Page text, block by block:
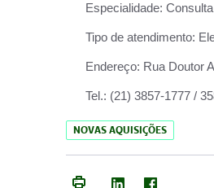
Especialidade:
Tipo de atendimento:
Endereço: Rua Doutor
Tel.: (21) 3857-1777 /
NOVAS AQUISIÇÕES